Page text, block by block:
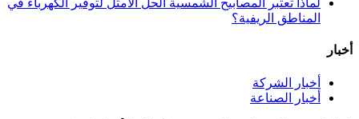
لماذا تعتبر المصابيح الشمسية الحل الأمثل لتوفير الكهرباء في
المناطق الريفية؟
أخبار
أخبار الشركة
أخبار الصناعة